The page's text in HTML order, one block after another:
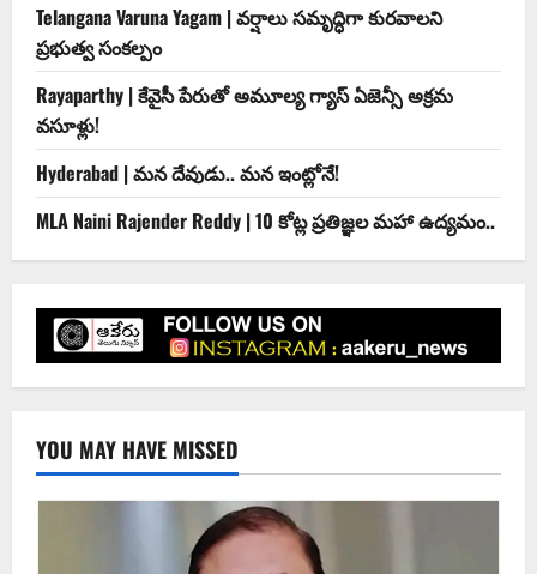
Telangana Varuna Yagam | వర్షాలు సమృద్ధిగా కురవాలని
ప్రభుత్వ సంకల్పం
Rayaparthy | కేవైసీ పేరుతో అమూల్య గ్యాస్ ఏజెన్సీ అక్రమ
వసూళ్లు!
Hyderabad | మ‌న దేవుడు.. మ‌న ఇంట్లోనే!
MLA Naini Rajender Reddy | 10 కోట్ల ప్రతిజ్ఞల మహా ఉద్యమం..
YOU MAY HAVE MISSED